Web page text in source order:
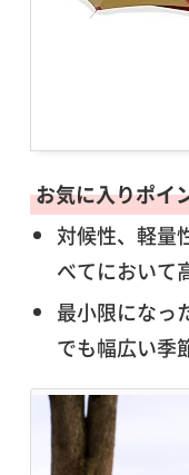
お気に入りポイ
対候性、軽量
べてにおいて
最小限になっ
でも幅広い季